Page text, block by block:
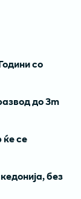
со
до 3m
се
без